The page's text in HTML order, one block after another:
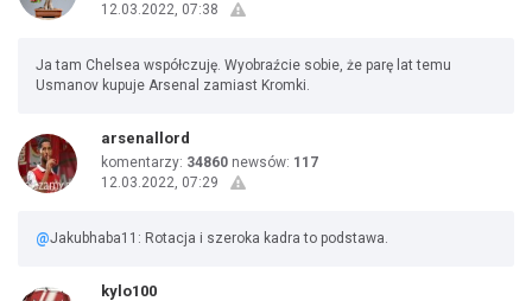
12.03.2022, 07:38
Ja tam Chelsea współczuję. Wyobraźcie sobie, że parę lat temu
Usmanov kupuje Arsenal zamiast Kromki.
arsenallord
komentarzy: 34860 newsów: 117
12.03.2022, 07:29
@Jakubhaba11: Rotacja i szeroka kadra to podstawa.
kylo100